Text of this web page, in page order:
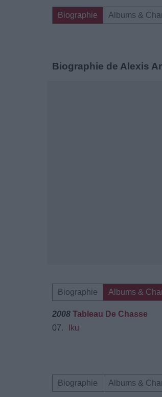
Biographie Albums &
Biographie de Alexis
Biographie Albums &
2008 Tableau De Chasse
07.
Iku
Biographie Albums &